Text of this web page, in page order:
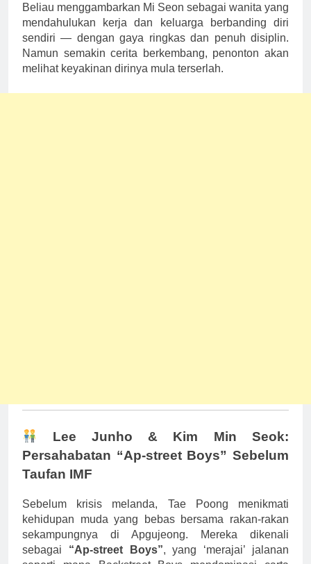
Beliau menggambarkan Mi Seon sebagai wanita yang
mendahulukan kerja dan keluarga berbanding diri
sendiri — dengan gaya ringkas dan penuh disiplin.
Namun semakin cerita berkembang, penonton akan
melihat keyakinan dirinya mula terserlah.
Lee Junho & Kim Min Seok:
Persahabatan “Ap-street Boys” Sebelum
Taufan IMF
Sebelum krisis melanda, Tae Poong menikmati
kehidupan muda yang bebas bersama rakan-rakan
sekampungnya di Apgujeong. Mereka dikenali
sebagai “Ap-street Boys”, yang ‘merajai’ jalanan